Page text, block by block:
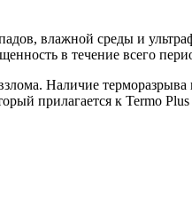
влажной среды и
в течение всего
Наличие терморазрыва
прилагается к Termo